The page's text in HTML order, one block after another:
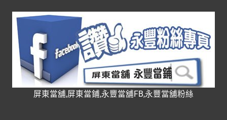
屏東當舖,屏東當鋪,永豐當舖FB,永豐當舖粉絲